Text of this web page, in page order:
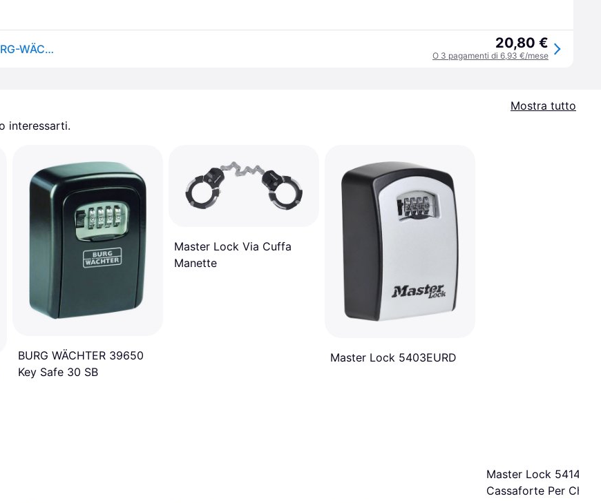
Geldkassette H.90mm B.200mm, T.160mm blau STA BURG-WÄCHTER 20,80 €
O 3 pagamenti di 6,93 €/mese
Mostra tutto
interessarti.
BURG WÄCHTER 39650
Key Safe 30 SB
Master Lock Via Cuffa
Manette
Master Lock 5403EURD
Master Lock
Cassaforte Per Chiavi